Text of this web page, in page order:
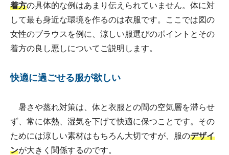
着方の具体的な例はあまり伝えられていません。体に対
して最も身近な環境を作るのは衣服です。ここでは図の
女性のブラウスを例に、涼しい服選びのポイントとその
着方の良し悪しについてご説明します。
快適に過ごせる服が欲しい
暑さや蒸れ対策は、体と衣服との間の空気層を滞らせ
ず、常に体熱、湿気を下げて快適に保つことです。その
ためには涼しい素材はもちろん大切ですが、服のデザイ
ンが大きく関係するのです。